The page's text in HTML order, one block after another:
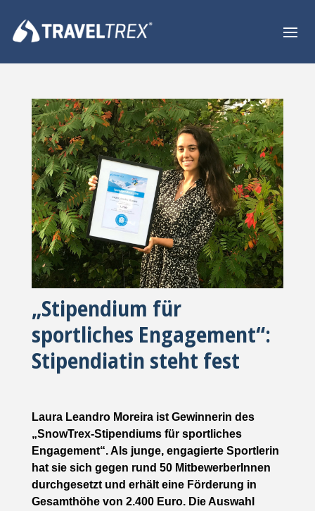
„Stipendium für
sportliches Engagement“:
Stipendiatin steht fest
Laura Leandro Moreira ist Gewinnerin des
„SnowTrex-Stipendiums für sportliches
Engagement“. Als junge, engagierte Sportlerin
hat sie sich gegen rund 50 MitbewerberInnen
durchgesetzt und erhält eine Förderung in
Gesamthöhe von 2.400 Euro. Die Auswahl